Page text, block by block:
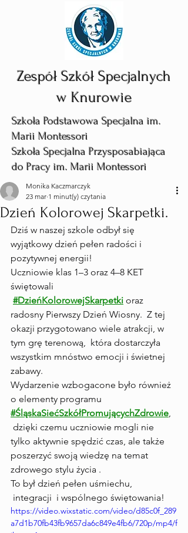
Zespół Szkół Specjalnych
w Knurowie
Szkoła Podstawowa Specjalna im.
Marii Montessori
Szkoła Specjalna Przysposabiająca
do Pracy im. Marii Montessori
Dzień Kolorowej Skarpetki.
Monika Kaczmarczyk
23 mar 1 minut(y) czytania
Dziś w naszej szkole odbył się
wyjątkowy dzień pełen radości i
pozytywnej energii!
Uczniowie klas 1–3 oraz 4–8 KET
świętowali
#DzieńKolorowejSkarpetki oraz
radosny Pierwszy Dzień Wiosny.  Z tej
okazji przygotowano wiele atrakcji, w
tym grę terenową,  która dostarczyła
wszystkim mnóstwo emocji i świetnej
zabawy.
Wydarzenie wzbogacone było również
o elementy programu
#ŚląskaSiećSzkółPromującychZdrowie,
dzięki czemu uczniowie mogli nie
tylko aktywnie spędzić czas, ale także
poszerzyć swoją wiedzę na temat
zdrowego stylu życia .
To był dzień pełen uśmiechu,
integracji  i wspólnego świętowania!
https://video.wixstatic.com/video/d85c0f_289
a7d1b70fb43fb9657da6c849e4fb6/720p/mp4/f